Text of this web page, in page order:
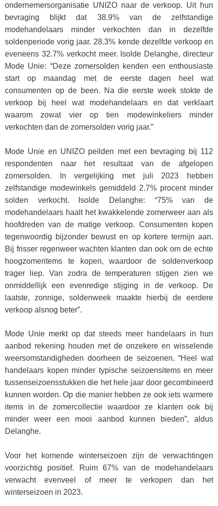
ondernemersorganisatie UNIZO naar de verkoop. Uit hun
bevraging blijkt dat 38.9% van de zelfstandige
modehandelaars minder verkochten dan in dezelfde
soldenperiode vorig jaar. 28.3% kende dezelfde verkoop en
eveneens 32.7% verkocht meer. Isolde Delanghe, directeur
Mode Unie: “Deze zomersolden kenden een enthousiaste
start op maandag met de eerste dagen heel wat
consumenten op de been. Na die eerste week stokte de
verkoop bij heel wat modehandelaars en dat verklaart
waarom zowat vier op tien modewinkeliers minder
verkochten dan de zomersolden vorig jaar.”
Mode Unie en UNIZO peilden met een bevraging bij 112
respondenten naar het resultaat van de afgelopen
zomersolden. In vergelijking met juli 2023 hebben
zelfstandige modewinkels gemiddeld 2.7% procent minder
solden verkocht. Isolde Delanghe: “75% van de
modehandelaars haalt het kwakkelende zomerweer aan als
hoofdreden van de matige verkoop. Consumenten kopen
tegenwoordig bijzonder bewust en op kortere termijn aan.
Bij frisser regenweer wachten klanten dan ook om de echte
hoogzomeritems te kopen, waardoor de soldenverkoop
trager liep. Van zodra de temperaturen stijgen zien we
onmiddellijk een evenredige stijging in de verkoop. De
laatste, zonnige, soldenweek maakte hierbij de eerdere
verkoop alsnog beter”.
Mode Unie merkt op dat steeds meer handelaars in hun
aanbod rekening houden met de onzekere en wisselende
weersomstandigheden doorheen de seizoenen. “Heel wat
handelaars kopen minder typische seizoensitems en meer
tussenseizoensstukken die het hele jaar door gecombineerd
kunnen worden. Op die manier hebben ze ook iets warmere
items in de zomercollectie waardoor ze klanten ook bij
minder weer een mooi aanbod kunnen bieden”, aldus
Delanghe.
Voor het komende winterseizoen zijn de verwachtingen
voorzichtig positief. Ruim 67% van de modehandelaars
verwacht evenveel of meer te verkopen dan het
winterseizoen in 2023.